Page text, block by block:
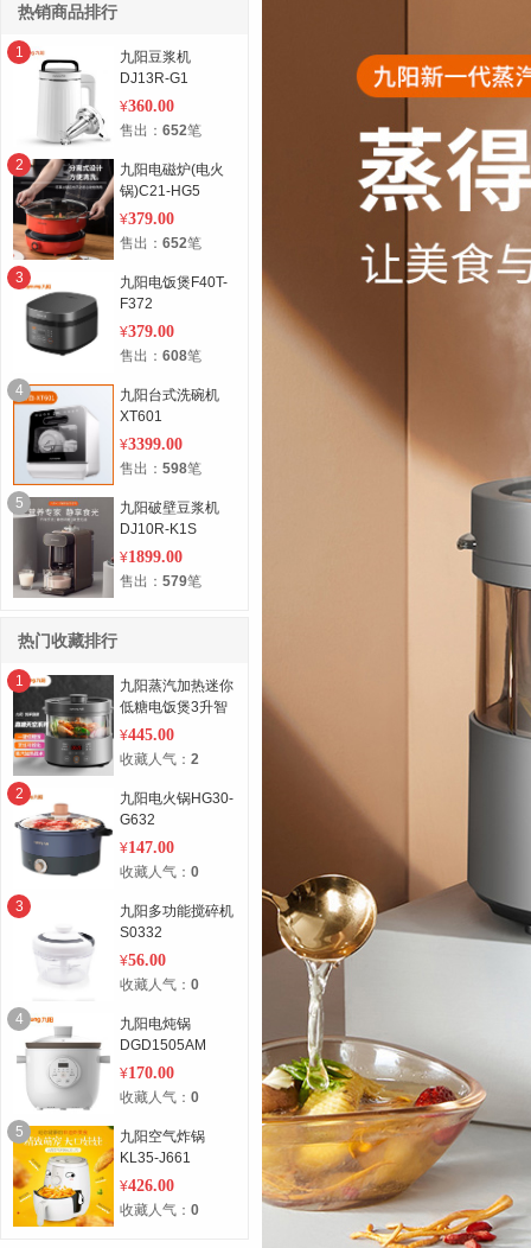
热销商品排行
1
九阳豆浆机
DJ13R-G1
¥360.00
售出： 652笔
2
九阳电磁炉(电火
锅)C21-HG5
¥379.00
售出： 652笔
3
九阳电饭煲F40T-
F372
¥379.00
售出： 608笔
4
九阳台式洗碗机
XT601
¥3399.00
售出： 598笔
5
九阳破壁豆浆机
DJ10R-K1S
¥1899.00
售出： 579笔
热门收藏排行
1
九阳蒸汽加热迷你
低糖电饭煲3升智
能家商用蒸饭锅沥
米电饭煲煮饭锅米
汤分离多功能
F30S-S160
¥445.00
收藏人气： 2
2
九阳电火锅HG30-
G632
¥147.00
收藏人气： 0
3
九阳多功能搅碎机
S0332
¥56.00
收藏人气： 0
4
九阳电炖锅
DGD1505AM
¥170.00
收藏人气： 0
5
九阳空气炸锅
KL35-J661
¥426.00
收藏人气： 0